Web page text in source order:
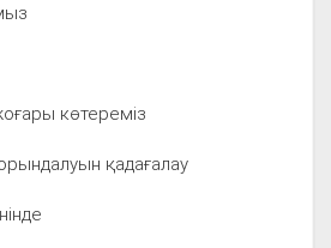
көтереміз
қадағалау